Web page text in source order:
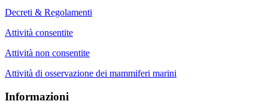
Decreti & Regolamenti
Attività consentite
Attività non consentite
Attività di osservazione dei mammiferi marini
Informazioni